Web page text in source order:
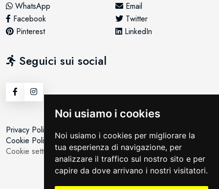
Noi usiamo i cookies
Noi usiamo i cookies per migliorare la
tua esperienza di navigazione, per
analizzare il traffico sul nostro sito e per
capire da dove arrivano i nostri visitatori.
WhatsApp
Email
Facebook
Twitter
Pinterest
LinkedIn
Seguici sui social
Privacy Policy
Cookie Policy
Cookie setting